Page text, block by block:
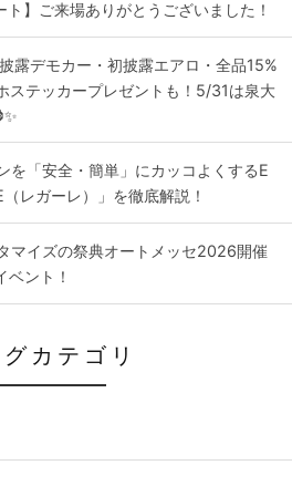
ト】ご来場ありがとうございました！
露デモカー・初披露エアロ・全品15%
ステッカープレゼントも！5/31は泉大
を「安全・簡単」にカッコよくするE
レガーレ）」を徹底解説！
マイズの祭典オートメッセ2026開催
ベント！
カテゴリ